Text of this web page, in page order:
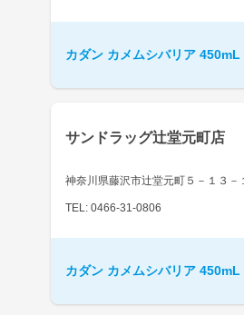
カダン カメムシバリア 450mL
サンドラッグ辻堂元町店
神奈川県藤沢市辻堂元町５－１３－
TEL: 0466-31-0806
カダン カメムシバリア 450mL